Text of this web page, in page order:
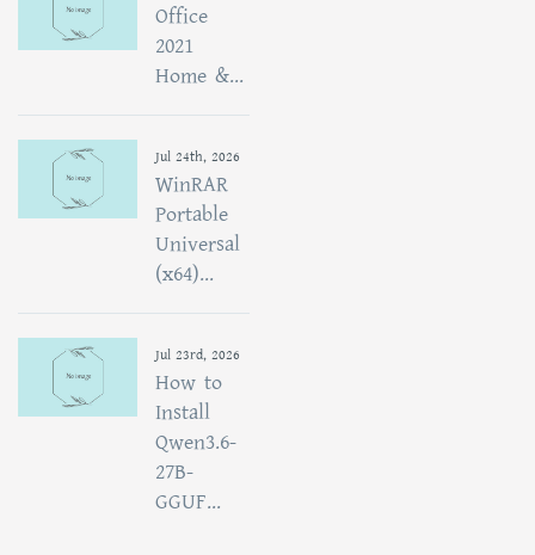
Office
2021
Home &...
Jul 24th, 2026
WinRAR
Portable
Universal
(x64)...
Jul 23rd, 2026
How to
Install
Qwen3.6-
27B-
GGUF...